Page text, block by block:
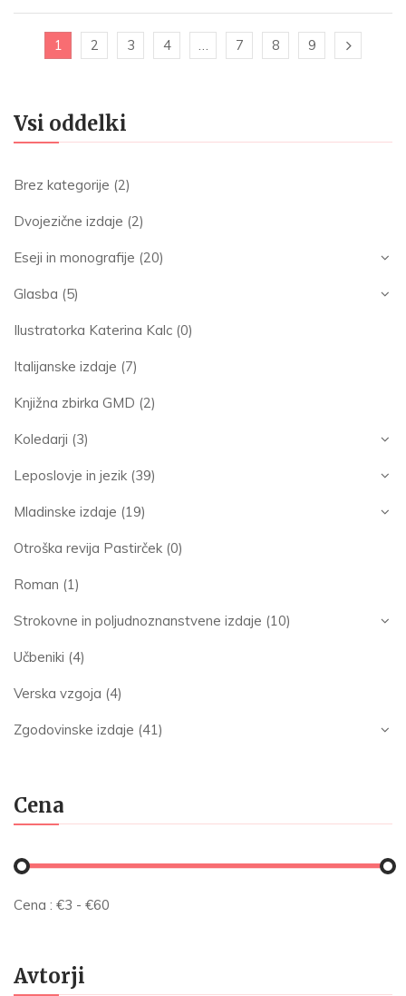
Vsi oddelki
Brez kategorije (2)
Dvojezične izdaje (2)
Eseji in monografije (20)
Glasba (5)
Ilustratorka Katerina Kalc (0)
Italijanske izdaje (7)
Knjižna zbirka GMD (2)
Koledarji (3)
Leposlovje in jezik (39)
Mladinske izdaje (19)
Otroška revija Pastirček (0)
Roman (1)
Strokovne in poljudnoznanstvene izdaje (10)
Učbeniki (4)
Verska vzgoja (4)
Zgodovinske izdaje (41)
Cena
Cena : €3 - €60
Avtorji
1 2 3 4 … 7 8 9